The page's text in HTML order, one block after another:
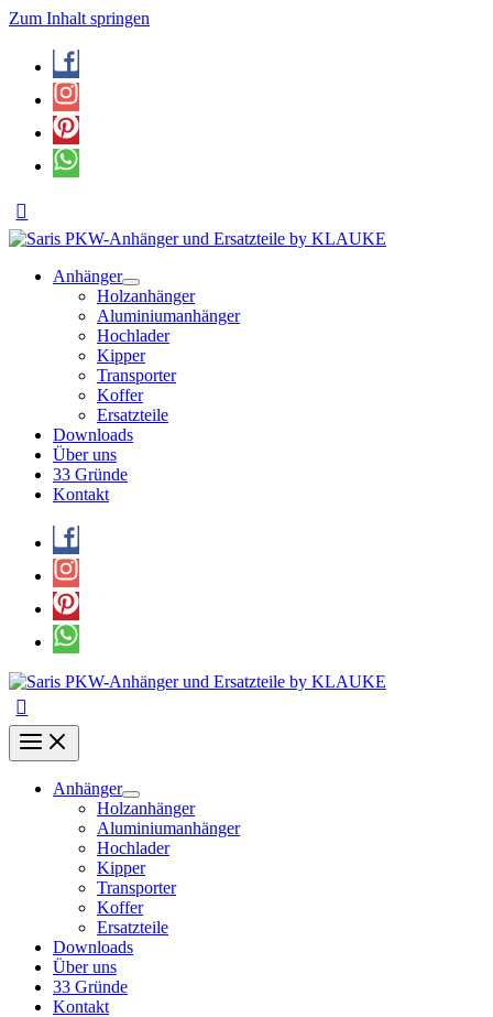
Zum Inhalt springen
Anhänger
Holzanhänger
Aluminiumanhänger
Hochlader
Kipper
Transporter
Koffer
Ersatzteile
Downloads
Über uns
33 Gründe
Kontakt
Anhänger
Holzanhänger
Aluminiumanhänger
Hochlader
Kipper
Transporter
Koffer
Ersatzteile
Downloads
Über uns
33 Gründe
Kontakt